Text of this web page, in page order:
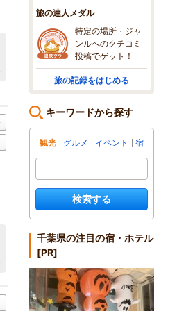
旅の達人メダル
特定の場所・ジャ
ンルへのクチコミ
投稿でゲット！
旅の記録をはじめる
キーワードから探す
観光 グルメ イベント 宿
検索する
千葉県の注目の宿・ホテル
[PR]